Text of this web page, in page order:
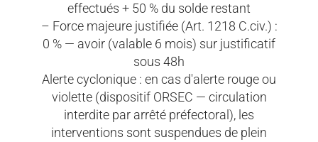
effectués + 50 % du solde restant
– Force majeure justifiée (Art. 1218 C.civ.) :
0 % — avoir (valable 6 mois) sur justificatif
sous 48h
Alerte cyclonique : en cas d'alerte rouge ou
violette (dispositif ORSEC — circulation
interdite par arrêté préfectoral), les
interventions sont suspendues de plein